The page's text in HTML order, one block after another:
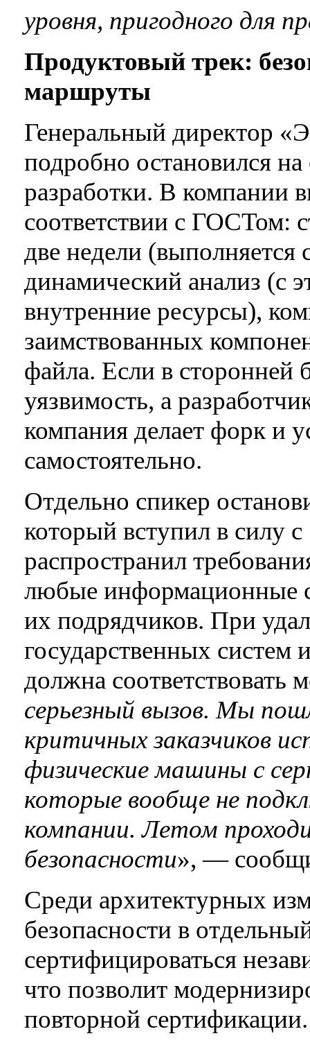
уровня, пригодного для
Продуктовый трек:
маршруты
Генеральный директор
подробно остановился
разработки. В компании
соответствии с ГОСТом:
две недели (выполняется
динамический анализ (с
внутренние ресурсы),
заимствованных
файла. Если в сторонней
уязвимость, а
компания делает форк и
самостоятельно.
Отдельно спикер
который вступил в силу
распространил
любые информационные
их подрядчиков. При
государственных систем
должна соответствовать
серьезный вызов. Мы
критичных заказчиков
физические машины с
которые вообще не
компании. Летом
безопасности», —
Среди архитектурных
безопасности в
сертифицироваться
что позволит
повторной сертификации.